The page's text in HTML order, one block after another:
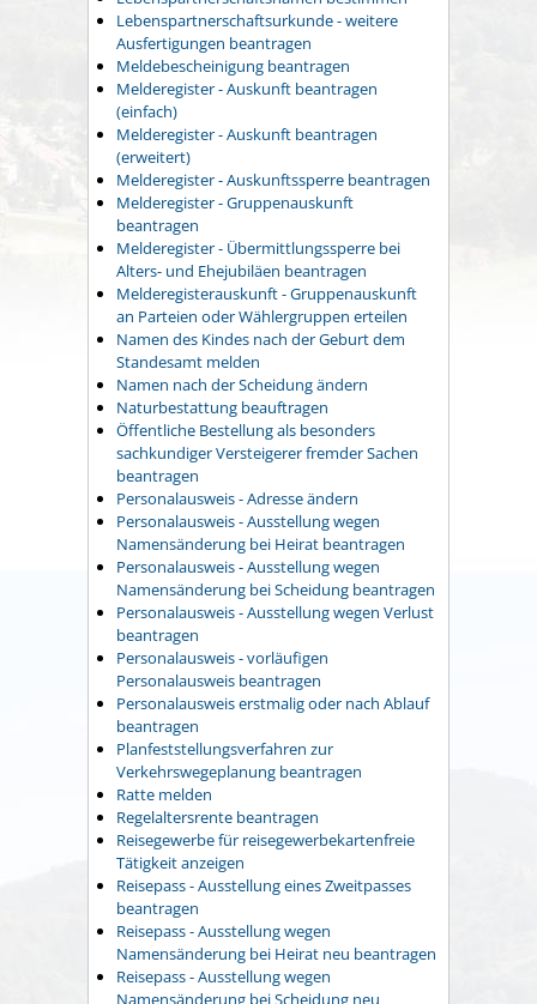
Lebenspartnerschaftsurkunde - weitere
Ausfertigungen beantragen
Meldebescheinigung beantragen
Melderegister - Auskunft beantragen
(einfach)
Melderegister - Auskunft beantragen
(erweitert)
Melderegister - Auskunftssperre beantragen
Melderegister - Gruppenauskunft
beantragen
Melderegister - Übermittlungssperre bei
Alters- und Ehejubiläen beantragen
Melderegisterauskunft - Gruppenauskunft
an Parteien oder Wählergruppen erteilen
Namen des Kindes nach der Geburt dem
Standesamt melden
Namen nach der Scheidung ändern
Naturbestattung beauftragen
Öffentliche Bestellung als besonders
sachkundiger Versteigerer fremder Sachen
beantragen
Personalausweis - Adresse ändern
Personalausweis - Ausstellung wegen
Namensänderung bei Heirat beantragen
Personalausweis - Ausstellung wegen
Namensänderung bei Scheidung beantragen
Personalausweis - Ausstellung wegen Verlust
beantragen
Personalausweis - vorläufigen
Personalausweis beantragen
Personalausweis erstmalig oder nach Ablauf
beantragen
Planfeststellungsverfahren zur
Verkehrswegeplanung beantragen
Ratte melden
Regelaltersrente beantragen
Reisegewerbe für reisegewerbekartenfreie
Tätigkeit anzeigen
Reisepass - Ausstellung eines Zweitpasses
beantragen
Reisepass - Ausstellung wegen
Namensänderung bei Heirat neu beantragen
Reisepass - Ausstellung wegen
Namensänderung bei Scheidung neu